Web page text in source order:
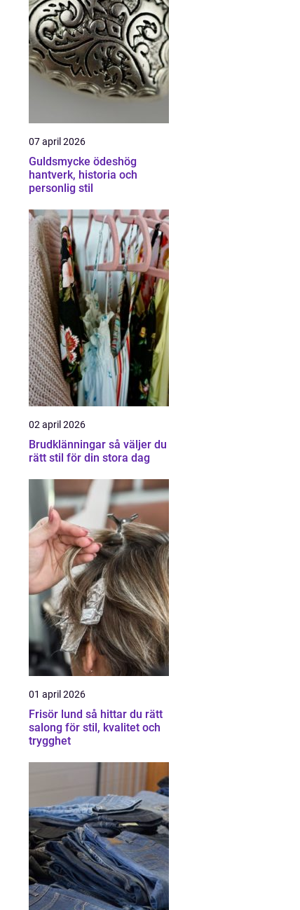
07 april 2026
Guldsmycke ödeshög
hantverk, historia och
personlig stil
02 april 2026
Brudklänningar så väljer du
rätt stil för din stora dag
01 april 2026
Frisör lund så hittar du rätt
salong för stil, kvalitet och
trygghet